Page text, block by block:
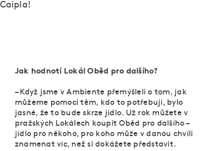
Caipla!
Jak hodnotí Lokál Oběd pro dalšího?
– Když jsme v Ambiente přemýšleli o tom, jak
můžeme pomoci těm, kdo to potřebují, bylo
jasné, že to bude skrze jídlo. Už rok můžete v
pražských Lokálech koupit Oběd pro dalšího –
jídlo pro někoho, pro koho může v danou chvíli
znamenat víc, než si dokážete představit.